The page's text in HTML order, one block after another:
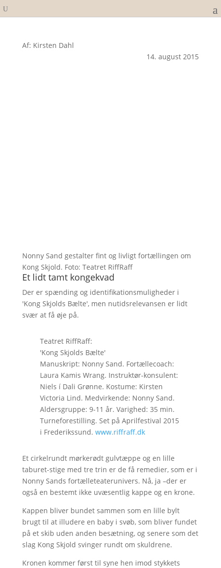
Af: Kirsten Dahl
14. august 2015
Nonny Sand gestalter fint og livligt fortællingen om
Kong Skjold. Foto: Teatret RiffRaff
Et lidt tamt kongekvad
Der er spænding og identifikationsmuligheder i
'Kong Skjolds Bælte', men nutidsrelevansen er lidt
svær at få øje på.
Teatret RiffRaff:
'Kong Skjolds Bælte'
Manuskript: Nonny Sand. Fortællecoach:
Laura Kamis Wrang. Instruktør-konsulent:
Niels í Dali Grønne. Kostume: Kirsten
Victoria Lind. Medvirkende: Nonny Sand.
Aldersgruppe: 9-11 år. Varighed: 35 min.
Turneforestilling. Set på Aprilfestival 2015
i Frederikssund. www.riffraff.dk
Et cirkelrundt mørkerødt gulvtæppe og en lille
taburet-stige med tre trin er de få remedier, som er i
Nonny Sands fortælleteaterunivers. Nå, ja –der er
også en bestemt ikke uvæsentlig kappe og en krone.
Kappen bliver bundet sammen som en lille bylt
brugt til at illudere en baby i svøb, som bliver fundet
på et skib uden anden besætning, og senere som det
slag Kong Skjold svinger rundt om skuldrene.
Kronen kommer først til syne hen imod stykkets